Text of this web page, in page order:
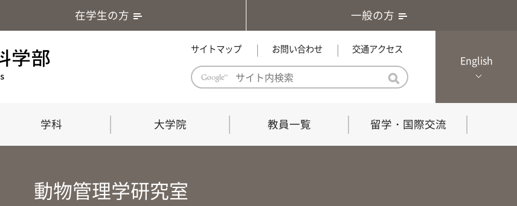
在学生の方 一般の方
サイトマップ お問い合わせ 交通アクセス
English
教育理念・教育目標
学科 大学院
連合獣医学研究科（博士課程）
教員一覧 留学・国際交流
動物管理学研究室